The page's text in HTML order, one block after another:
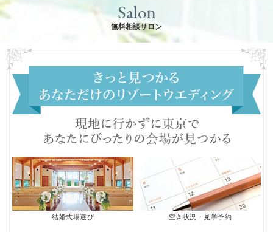
Salon
無料相談サロン
結婚式場選び 空き状況・見学予約